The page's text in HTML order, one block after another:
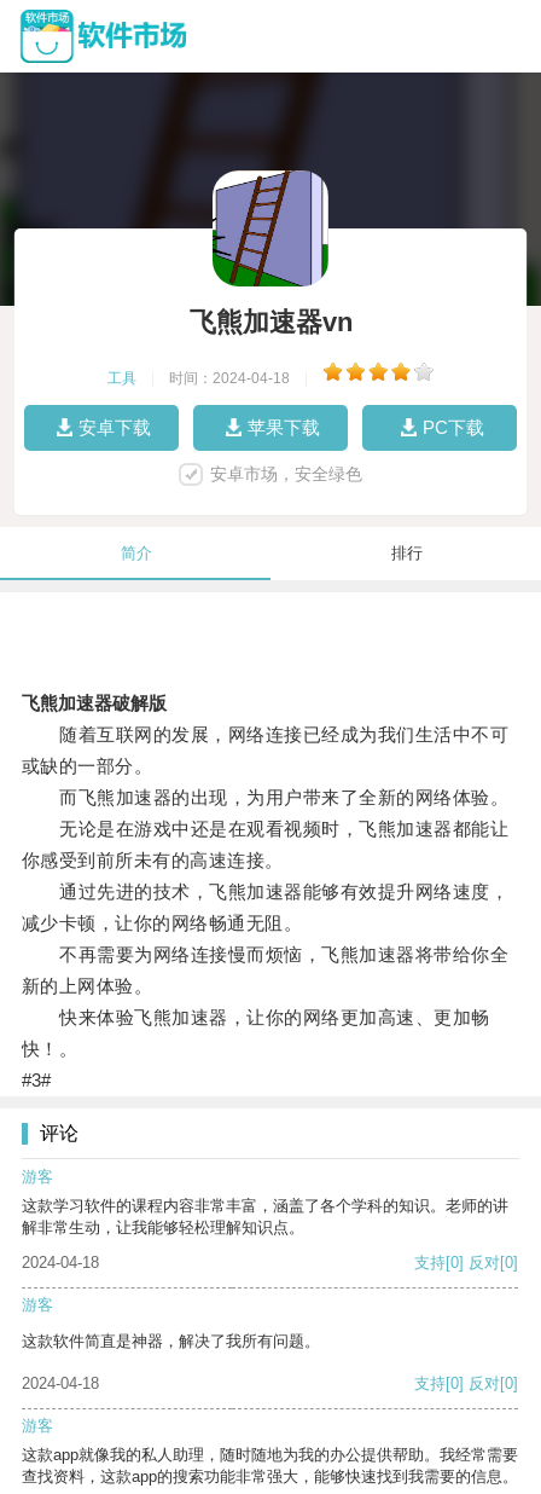
飞熊加速器vn
工具 时间：2024-04-18
安卓下载 苹果下载 PC下载
安卓市场，安全绿色
简介 排行
飞熊加速器破解版
随着互联网的发展，网络连接已经成为我们生活中不可
或缺的一部分。
而飞熊加速器的出现，为用户带来了全新的网络体验。
无论是在游戏中还是在观看视频时，飞熊加速器都能让
你感受到前所未有的高速连接。
通过先进的技术，飞熊加速器能够有效提升网络速度，
减少卡顿，让你的网络畅通无阻。
不再需要为网络连接慢而烦恼，飞熊加速器将带给你全
新的上网体验。
快来体验飞熊加速器，让你的网络更加高速、更加畅
快！。
#3#
评论
游客
这款学习软件的课程内容非常丰富，涵盖了各个学科的知识。老师的讲
解非常生动，让我能够轻松理解知识点。
2024-04-18
支持[0] 反对[0]
游客
这款软件简直是神器，解决了我所有问题。
2024-04-18 支持[0] 反对[0]
游客
这款app就像我的私人助理，随时随地为我的办公提供帮助。我经常需要
查找资料，这款app的搜索功能非常强大，能够快速找到我需要的信息。